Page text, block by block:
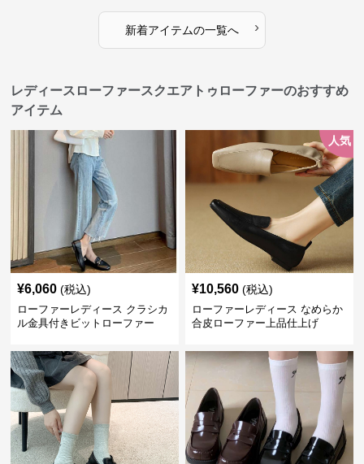
新着アイテムの一覧へ ›
レディースローファースクエアトゥローファーのおすすめ
アイテム
¥6,060 (税込)
ローファーレディース クラシカ
ル金具付きビットローファー
人気
¥10,560 (税込)
ローファーレディース なめらか
合皮ローファー上品仕上げ